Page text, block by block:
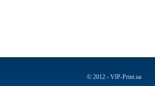
© 2012 - VIP-Print.ua